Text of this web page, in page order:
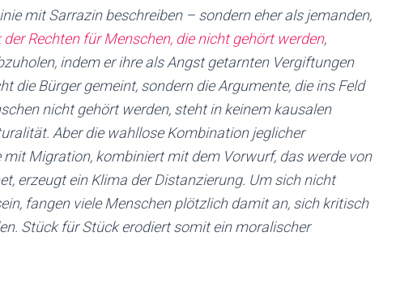
mit Sarrazin beschreiben – sondern eher als jemanden,
Rechten für Menschen, die nicht gehört werden,
indem er ihre als Angst getarnten Vergiftungen
die Bürger gemeint, sondern die Argumente, die ins Feld
nicht gehört werden, steht in keinem kausalen
Aber die wahllose Kombination jeglicher
Migration, kombiniert mit dem Vorwurf, das werde von
erzeugt ein Klima der Distanzierung. Um sich nicht
fangen viele Menschen plötzlich damit an, sich kritisch
Stück für Stück erodiert somit ein moralischer